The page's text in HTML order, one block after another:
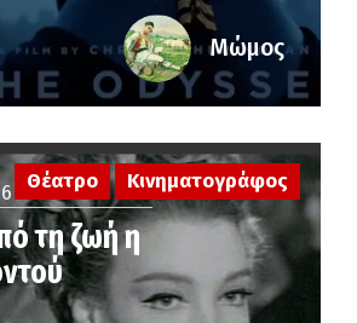
Μώμος
τη ζωή η
Θέατρο Κινηματογράφος